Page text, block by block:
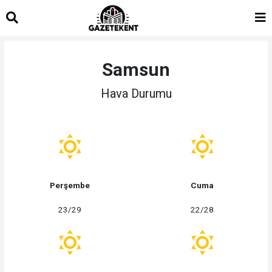
sohbet
sohbetler
chat
Samsun
Hava Durumu
Perşembe
23/29
Cuma
22/28